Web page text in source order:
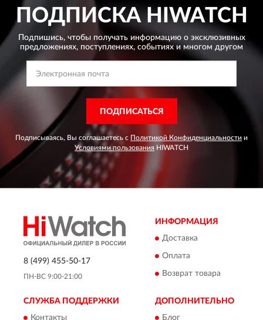
ПОДПИСКАHIWATCH
Подпишись, чтобы получать информацию о эксклюзивных
предложениях, поступлениях, событиях и многом другом
ПОДПИСАТЬСЯ
Подписываясь, Вы соглашаетесь с Политикой Конфиденциальности и
Условиями пользования HIWATCH
8 (499) 455-50-17
ПН-ВС 9:00-21:00
ИНФОРМАЦИЯ
Доставка
Оплата
Возврат товара
СЛУЖБА ПОДДЕРЖКИ
Контакты
ДОПОЛНИТЕЛЬНО
Блог